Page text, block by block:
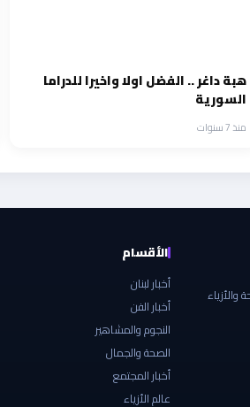
هبة داغر .. الفضل اولا واخيرا للدراما
السورية
منذ 7 سنوات
والأزياء
الأقسام
أخبار لبنان
أخبار الفن
النجوم والمشاهير
الصحة والجمال
أخبار المجتمع
عالم الأزياء